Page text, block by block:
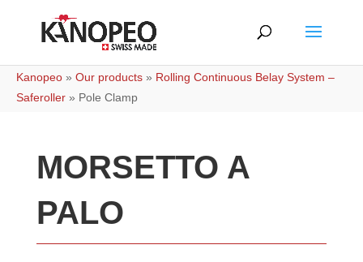
Kanopeo » Our products » Rolling Continuous Belay System –
Saferoller » Pole Clamp
MORSETTO A
PALO